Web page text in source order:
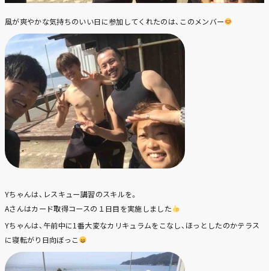
風が爽やかな気持ちのいい日に参加してくれたのは、このメンバー
Yちゃんは、レスキュー講習のスキルを。
Aさんはカード取得コースの１日目を実施しました
Yちゃんは、午前中に1番大変なカリキュラムをこなし、ほっとしたのかテラス
に寝転がり日向ぼっこ